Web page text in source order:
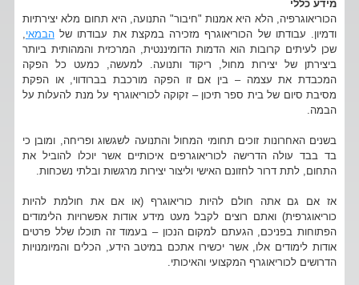
מידע כללי
הכוריאוגרפיה, הלא היא אמנות "חיבור" התנועה, היא תחום מלא יצירתיות
ודמיון. עבודתו של הכוריאוגרף מזכירה במקצת את עבודתו שלהבמאי
שכן לעיתים קרובות הוא הדמות הדומיננטית, המרכזית והמהותית ביותר
ביצירתן של יצירות מחול, ריקוד ותנועה. למעשה, כמעט כל הפקה
המכבדת את עצמה – בין אם זו הפקה מורכבת בברודווי, או הפקת
מסיבת סיום של בית ספר תיכון – זקוקה לכוריאוגרף על מנת להעלות על
הבמה.
בשנים האחרונות זוכים תחומי המחול והתנועה לשגשוג ופריחה, ומובן כי
בד בבד עולה הדרישה לכוריאוגרפים איכותיים אשר יוכלו להוביל את
התחום, לתת דרור לחזונם האישי וליצור יצירות מרגשות ובלתי נשכחות.
אז אם גם אתה חולם להיות כוריאוגרף (או אם את חולמת להיות
כוריאוגרפית) ואתם רוצים לקבל מעט מידע אודות אפשרויות הלימודים
הפתוחות בפניכם, הגעתם למקום הנכון – בעמוד זה תוכלו שלל פרטים
אודות לימודים אלו, אשר יכשירו אתכם במיטב הידע, הכלים והמיומנויות
הדרושים לכוריאוגרף המקצועי והאיכותי.